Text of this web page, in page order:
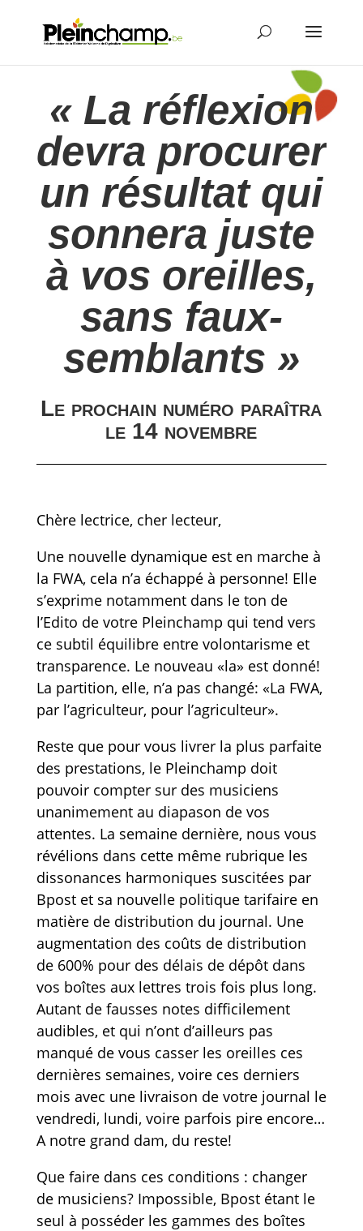
« La réflexion
devra procurer
un résultat qui
sonnera juste
à vos oreilles,
sans faux-
semblants »
Le prochain numéro paraîtra
le 14 novembre
Chère lectrice, cher lecteur,
Une nouvelle dynamique est en marche à
la FWA, cela n’a échappé à personne! Elle
s’exprime notamment dans le ton de
l’Edito de votre Pleinchamp qui tend vers
ce subtil équilibre entre volontarisme et
transparence. Le nouveau «la» est donné!
La partition, elle, n’a pas changé: «La FWA,
par l’agriculteur, pour l’agriculteur».
Reste que pour vous livrer la plus parfaite
des prestations, le Pleinchamp doit
pouvoir compter sur des musiciens
unanimement au diapason de vos
attentes. La semaine dernière, nous vous
révélions dans cette même rubrique les
dissonances harmoniques suscitées par
Bpost et sa nouvelle politique tarifaire en
matière de distribution du journal. Une
augmentation des coûts de distribution
de 600% pour des délais de dépôt dans
vos boîtes aux lettres trois fois plus long.
Autant de fausses notes difficilement
audibles, et qui n’ont d’ailleurs pas
manqué de vous casser les oreilles ces
dernières semaines, voire ces derniers
mois avec une livraison de votre journal le
vendredi, lundi, voire parfois pire encore…
A notre grand dam, du reste!
Que faire dans ces conditions : changer
de musiciens? Impossible, Bpost étant le
seul à posséder les gammes des boîtes